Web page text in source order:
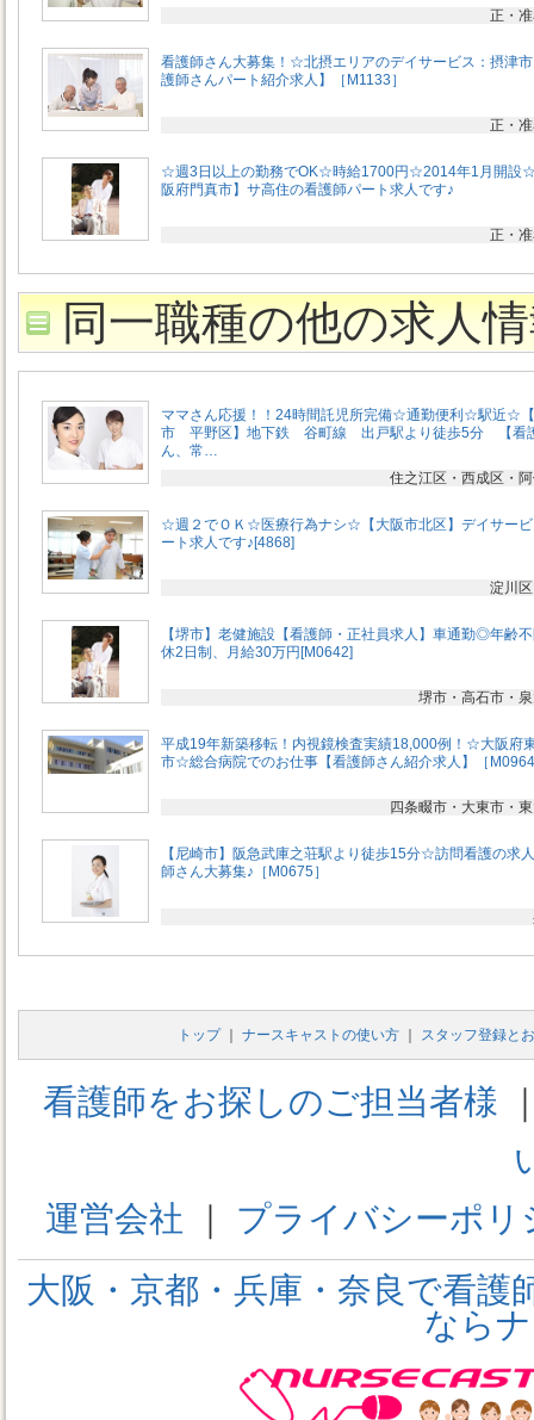
正・
看護師さん大募集！☆北摂エリアのデイサービス：摂津
護師さんパート紹介求人】［M1133］
正・
☆週3日以上の勤務でOK☆時給1700円☆2014年1月開設
阪府門真市】サ高住の看護師パート求人です♪
正・
同一職種の他の求人
ママさん応援！！24時間託児所完備☆通勤便利☆駅近☆
市 平野区】地下鉄 谷町線 出戸駅より徒歩5分 【看
ん、常…
住之江区・西成区・
☆週２でＯＫ☆医療行為ナシ☆【大阪市北区】デイサー
ート求人です♪[4868]
淀川
【堺市】老健施設【看護師・正社員求人】車通勤◎年齢
休2日制、月給30万円[M0642]
堺市・高石市・
平成19年新築移転！内視鏡検査実績18,000例！☆大阪府
市☆総合病院でのお仕事【看護師さん紹介求人】［
四条畷市・大東市・
【尼崎市】阪急武庫之荘駅より徒歩15分☆訪問看護の求
師さん大募集♪［M0675］
トップ｜ ナースキャストの使い方｜ スタッフ登録と
看護師をお探しのご担当者様
運営会社 ｜ プライバシーポリ
大阪・京都・兵庫・奈良で看
なら